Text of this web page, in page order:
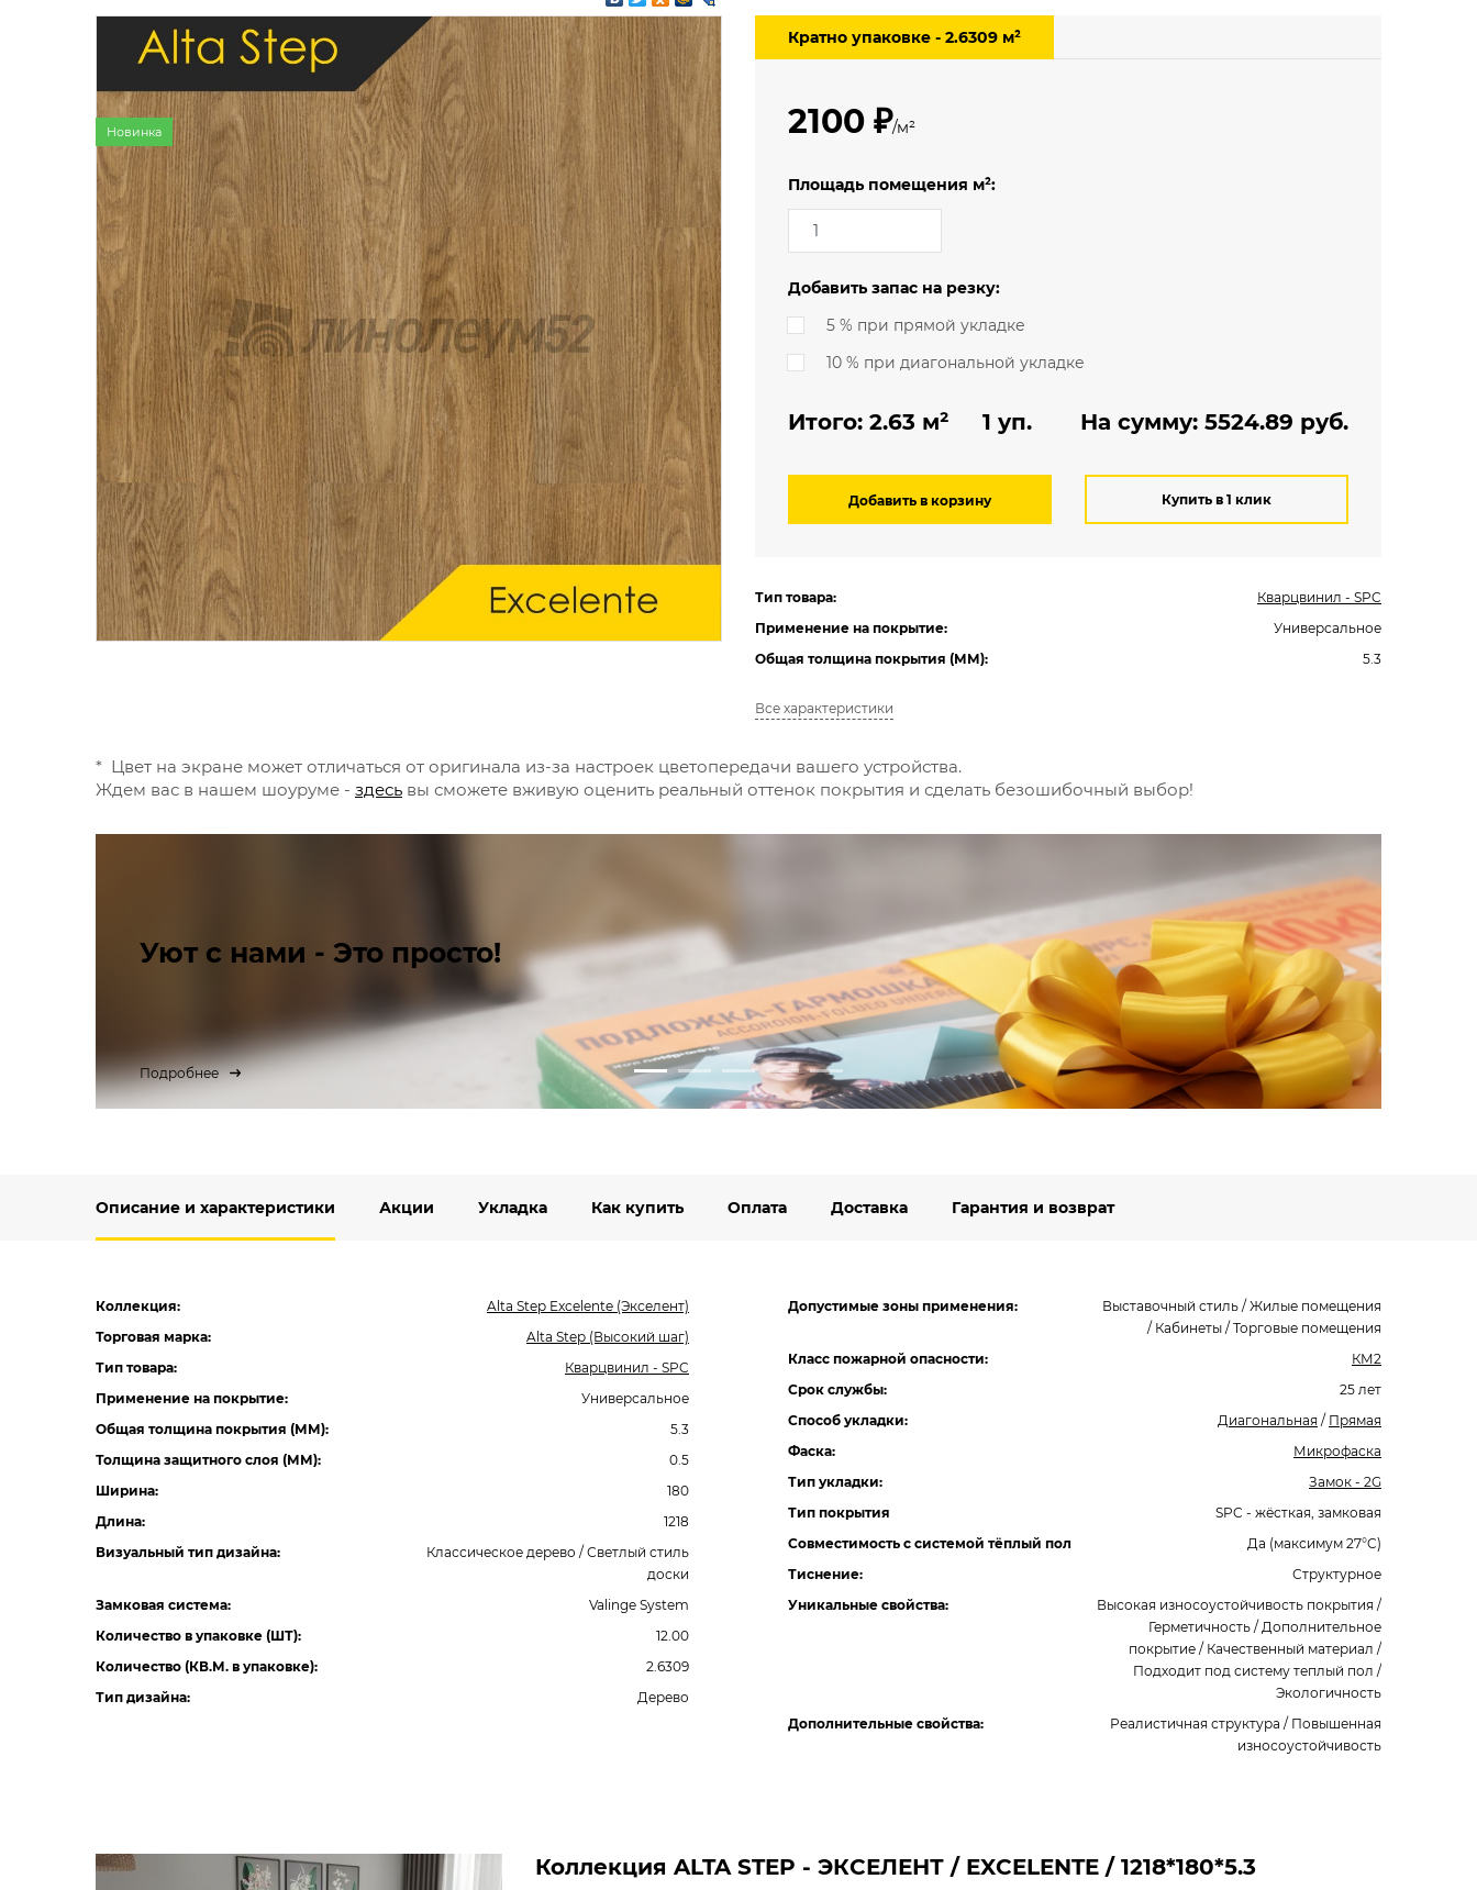
Полукоммерческий
Коммерческий
Коммерческий (гомогенный)
4 м
Новинка
Кратно упаковке - 2.6309 м²
2100 ₽/м²
Площадь помещения м²:
Добавить запас на резку:
5 % при прямой укладке
10 % при диагональной укладке
Итого: 2.63 м² 1 уп. На сумму: 5524.89 руб.
Добавить в корзину Купить в 1 клик
Тип товара:
Кварцвинил - SPC
Применение на покрытие:
Универсальное
Общая толщина покрытия (ММ):
5.3
Все характеристики
* Цвет на экране может отличаться от оригинала из-за настроек цветопередачи вашего устройства.
Ждем вас в нашем шоуруме - здесь вы сможете вживую оценить реальный оттенок покрытия и сделать безошибочный выбор!
Уют с нами - Это просто!
Подробнее
Описание и характеристики Акции Укладка Как купить Оплата Доставка Гарантия и возврат
Коллекция:
Alta Step Excelente (Экселент)
Торговая марка:
Alta Step (Высокий шаг)
Тип товара:
Кварцвинил - SPC
Применение на покрытие:
Универсальное
Общая толщина покрытия (ММ):
5.3
Толщина защитного слоя (ММ):
0.5
Ширина:
180
Длина:
1218
Визуальный тип дизайна:
Классическое дерево / Светлый стиль
доски
Замковая система:
Valinge System
Количество в упаковке (ШТ):
12.00
Количество (КВ.М. в упаковке):
2.6309
Тип дизайна:
Дерево
Допустимые зоны применения:
Выставочный стиль / Жилые помещения
/ Кабинеты / Торговые помещения
Класс пожарной опасности:
КМ2
Срок службы:
25 лет
Способ укладки:
Диагональная / Прямая
Фаска:
Микрофаска
Тип укладки:
Замок - 2G
Тип покрытия
SPC - жёсткая, замковая
Совместимость с системой тёплый пол
Да (максимум 27°C)
Тиснение:
Структурное
Уникальные свойства:
Высокая износоустойчивость покрытия /
Герметичность / Дополнительное
покрытие / Качественный материал /
Подходит под систему теплый пол /
Экологичность
Дополнительные свойства:
Реалистичная структура / Повышенная
износоустойчивость
Коллекция ALTA STEP - ЭКСЕЛЕНТ / EXCELENTE / 1218*180*5.3